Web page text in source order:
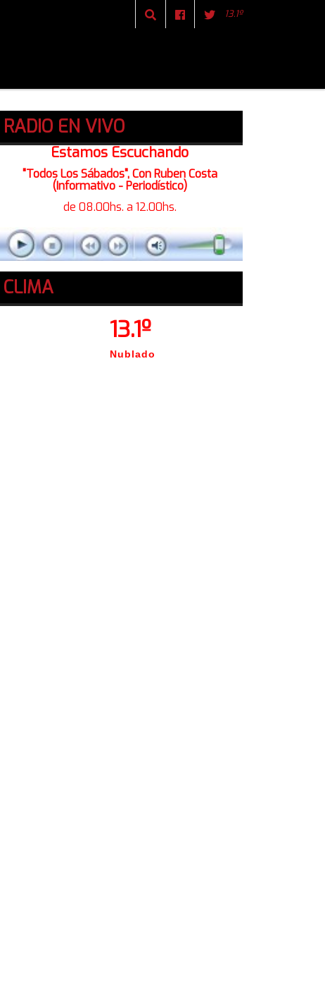
13.1º
RADIO EN VIVO
Estamos Escuchando
"Todos Los Sábados", Con Ruben Costa
(Informativo - Periodístico)
de 08.00hs. a 12.00hs.
CLIMA
13.1º
Nublado